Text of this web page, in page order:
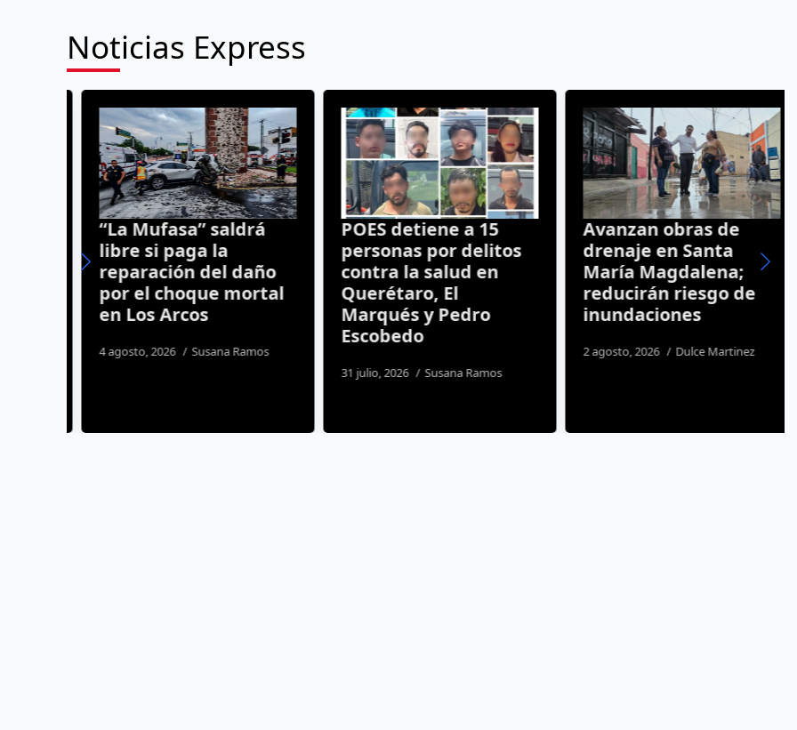
Noticias Express
“La Mufasa” saldrá
libre si paga la
reparación del daño
por el choque mortal
en Los Arcos
4 agosto, 2026 Susana Ramos
POES detiene a 15
personas por delitos
contra la salud en
Querétaro, El
Marqués y Pedro
Escobedo
31 julio, 2026 Susana Ramos
Avanzan obras de
drenaje en Santa
María Magdalena;
reducirán riesgo de
inundaciones
2 agosto, 2026 Dulce Martinez